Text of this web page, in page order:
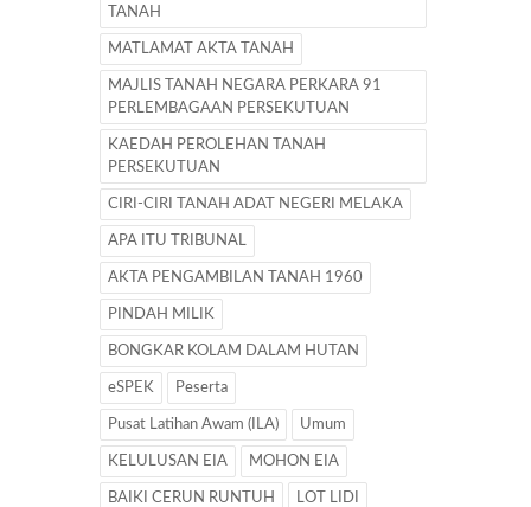
TANAH
MATLAMAT AKTA TANAH
MAJLIS TANAH NEGARA PERKARA 91
PERLEMBAGAAN PERSEKUTUAN
KAEDAH PEROLEHAN TANAH
PERSEKUTUAN
CIRI-CIRI TANAH ADAT NEGERI MELAKA
APA ITU TRIBUNAL
AKTA PENGAMBILAN TANAH 1960
PINDAH MILIK
BONGKAR KOLAM DALAM HUTAN
eSPEK Peserta
Pusat Latihan Awam (ILA) Umum
KELULUSAN EIA MOHON EIA
BAIKI CERUN RUNTUH LOT LIDI